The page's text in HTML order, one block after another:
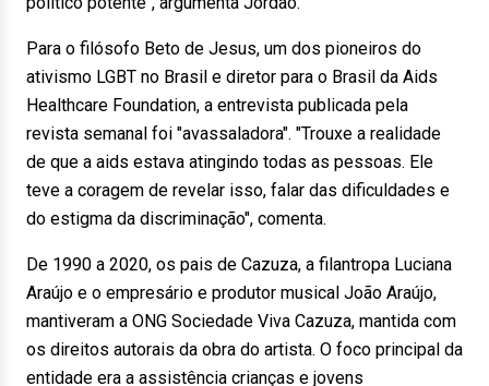
Para o filósofo Beto de Jesus, um dos pioneiros do
ativismo LGBT no Brasil e diretor para o Brasil da Aids
Healthcare Foundation, a entrevista publicada pela
revista semanal foi "avassaladora". "Trouxe a realidade
de que a aids estava atingindo todas as pessoas. Ele
teve a coragem de revelar isso, falar das dificuldades e
do estigma da discriminação", comenta.
De 1990 a 2020, os pais de Cazuza, a filantropa Luciana
Araújo e o empresário e produtor musical João Araújo,
mantiveram a ONG Sociedade Viva Cazuza, mantida com
os direitos autorais da obra do artista. O foco principal da
entidade era a assistência crianças e jovens